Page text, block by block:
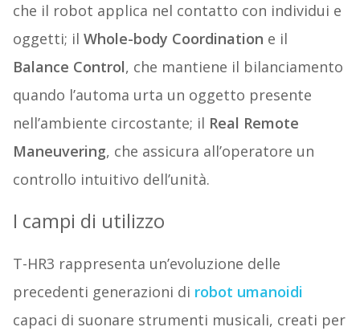
che il robot applica nel contatto con individui e
oggetti; il Whole-body Coordination e il
Balance Control, che mantiene il bilanciamento
quando l’automa urta un oggetto presente
nell’ambiente circostante; il Real Remote
Maneuvering, che assicura all’operatore un
controllo intuitivo dell’unità.
I campi di utilizzo
T-HR3 rappresenta un’evoluzione delle
precedenti generazioni di robot umanoidi
capaci di suonare strumenti musicali, creati per